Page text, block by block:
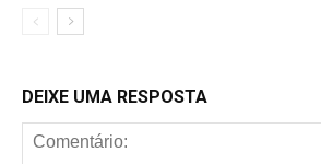
DEIXE UMA RESPOSTA